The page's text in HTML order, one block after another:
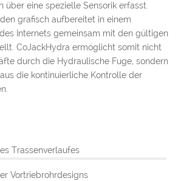
über eine spezielle Sensorik erfasst.
grafisch aufbereitet in einem
Internets gemeinsam mit den gültigen
CoJackHydra ermöglicht somit nicht
durch die Hydraulische Fuge, sondern
die kontinuierliche Kontrolle der
Trassenverlaufes
Vortriebrohrdesigns